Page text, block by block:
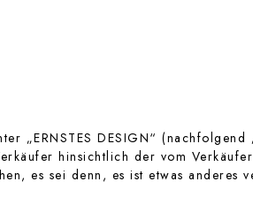
„ERNSTES DESIGN“
hinsichtlich der vom
es sei denn, es ist etwas anderes